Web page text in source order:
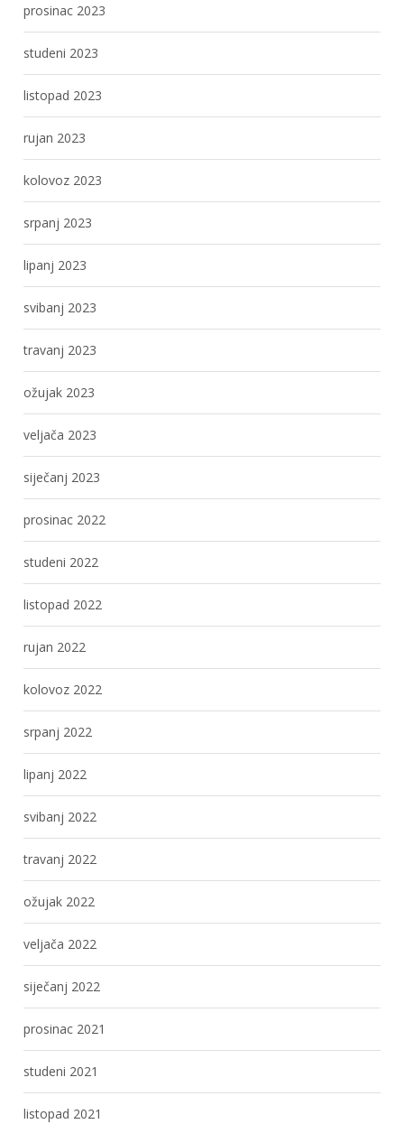
prosinac 2023
studeni 2023
listopad 2023
rujan 2023
kolovoz 2023
srpanj 2023
lipanj 2023
svibanj 2023
travanj 2023
ožujak 2023
veljača 2023
siječanj 2023
prosinac 2022
studeni 2022
listopad 2022
rujan 2022
kolovoz 2022
srpanj 2022
lipanj 2022
svibanj 2022
travanj 2022
ožujak 2022
veljača 2022
siječanj 2022
prosinac 2021
studeni 2021
listopad 2021